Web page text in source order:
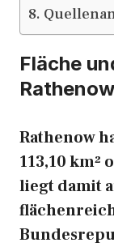
Fläche
Rathenow
Rathenow
113,10 km²
liegt damit